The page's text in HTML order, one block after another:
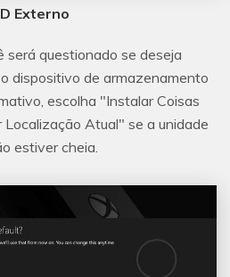
Teste Online
Externo
será questionado se deseja
dispositivo de armazenamento
escolha "Instalar Coisas
Atual" se a unidade
estiver cheia.